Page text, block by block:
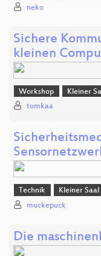
neko
Sichere
kleinen
Workshop Kleiner
tomkaa
Technik Kleiner Saal
muckepuck
Die